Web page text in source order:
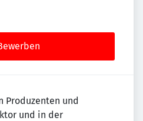
Produzenten und
und in der